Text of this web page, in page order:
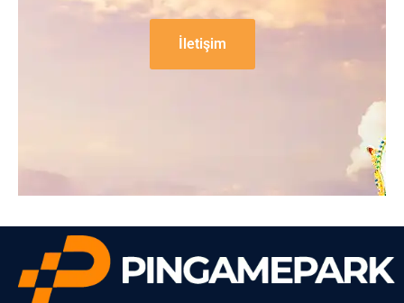
İletişim